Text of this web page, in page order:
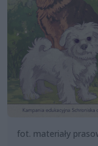
fot. materiały